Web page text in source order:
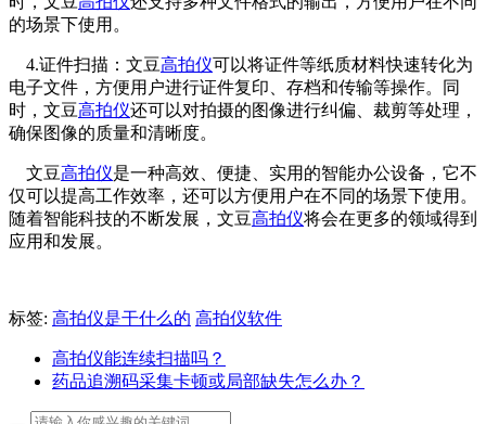
的场景下使用。
4.证件扫描：文豆高拍仪可以将证件等纸质材料快速转化为
电子文件，方便用户进行证件复印、存档和传输等操作。同
时，文豆高拍仪还可以对拍摄的图像进行纠偏、裁剪等处理，
确保图像的质量和清晰度。
文豆高拍仪是一种高效、便捷、实用的智能办公设备，它不
仅可以提高工作效率，还可以方便用户在不同的场景下使用。
随着智能科技的不断发展，文豆高拍仪将会在更多的领域得到
应用和发展。
标签: 高拍仪是干什么的 高拍仪软件
高拍仪能连续扫描吗？
药品追溯码采集卡顿或局部缺失怎么办？